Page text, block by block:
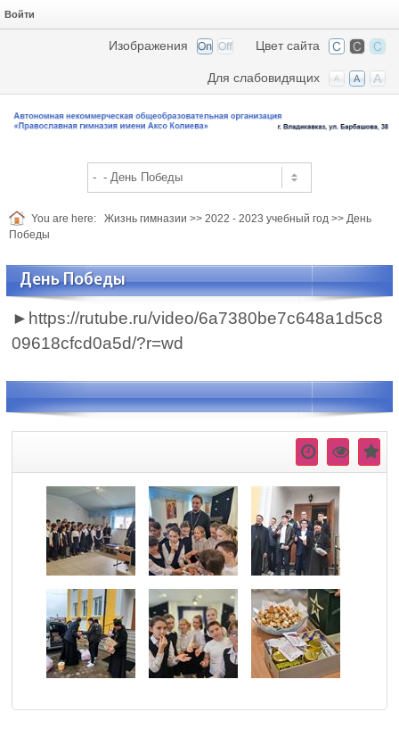
Войти
Цвет сайта
Изображения
Для слабовидящих
You are here: Жизнь гимназии >> 2022 - 2023 учебный год >> День
Победы
День Победы
►https://rutube.ru/video/6a7380be7c648a1d5c8
09618cfcd0a5d/?r=wd